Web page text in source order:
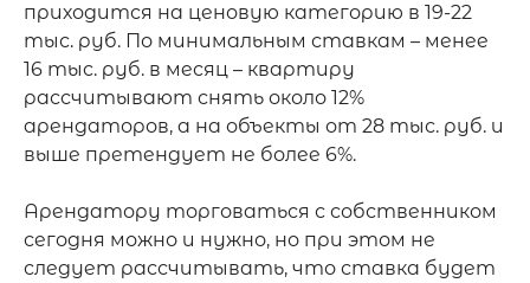
приходится на ценовую категорию в 19-22
тыс. руб. По минимальным ставкам – менее
16 тыс. руб. в месяц – квартиру
рассчитывают снять около 12%
арендаторов, а на объекты от 28 тыс. руб. и
выше претендует не более 6%.
Арендатору торговаться с собственником
сегодня можно и нужно, но при этом не
следует рассчитывать, что ставка будет